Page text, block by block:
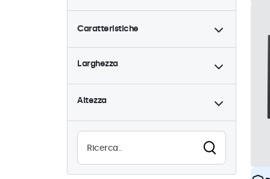
Caratteristiche
4:3 / 5:4
0
9-36 Volt
Dimmerabile
4
Lettore multimediale USB
Resistente all'acqua (IP65)
Antipolvere (IP65)
2
Larghezza
Altezza